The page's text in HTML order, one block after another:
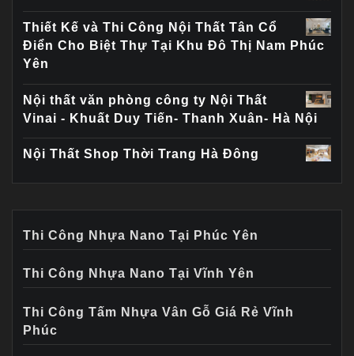
Thiết Kế và Thi Công Nội Thất Tân Cổ
Điển Cho Biệt Thự Tại Khu Đô Thị Nam Phúc
Yên
Nội thất văn phòng công ty Nội Thất
Vinai - Khuất Duy Tiến- Thanh Xuân- Hà Nội
Nội Thất Shop Thời Trang Hà Đông
Thi Công Nhựa Nano Tại Phúc Yên
Thi Công Nhựa Nano Tại Vĩnh Yên
Thi Công Tấm Nhựa Vân Gỗ Giá Rẻ Vĩnh
Phúc